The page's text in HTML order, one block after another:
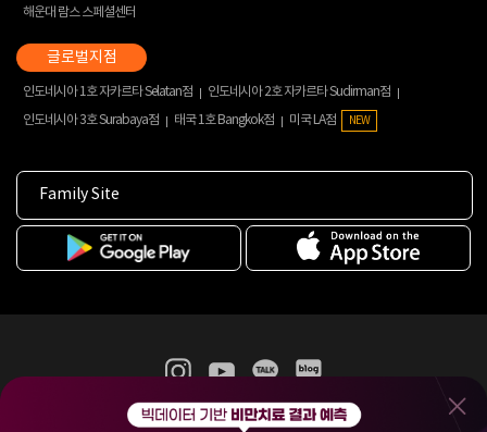
해운대 람스 스페셜센터
인도네시아 1호 자카르타 Selatan점
인도네시아 2호 자카르타 Sudirman점
인도네시아 3호 Surabaya점
태국 1호 Bangkok점 미국 LA점 NEW
Family Site
365mc 병·의원 이용약관
홈페이지 이용약관